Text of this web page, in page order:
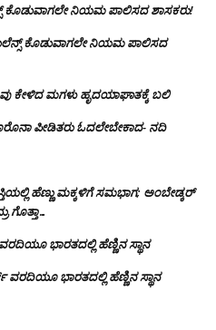
ಕೊಡುವಾಗಲೇ ನಿಯಮ ಪಾಲಿಸದ ಶಾಸಕರು!
ಕೊಡುವಾಗಲೇ ನಿಯಮ ಪಾಲಿಸದ
ಕೇಳಿದ ಮಗಳು ಹೃದಯಾಘಾತಕ್ಕೆ ಬಲಿ
ಪೀಡಿತರು ಓದಲೇಬೇಕಾದ- ನದಿ
ಹೆಣ್ಣು ಮಕ್ಕಳಿಗೆ ಸಮಭಾಗ; ಅಂಬೇಡ್ಕರ್
ಗೊತ್ತಾ…
ಭಾರತದಲ್ಲಿ ಹೆಣ್ಣಿನ ಸ್ಥಾನ‌
ಭಾರತದಲ್ಲಿ ಹೆಣ್ಣಿನ ಸ್ಥಾನ‌